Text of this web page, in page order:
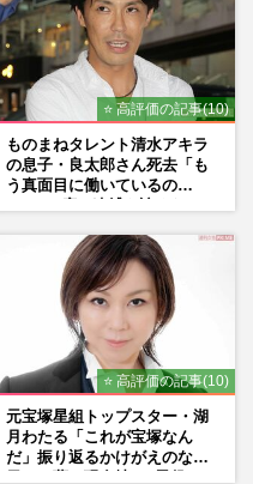
⭐ 高評価の記事(10)
ものまねタレント清水アキラ
の息子・良太郎さん死去「も
う真面目に働いているの
⭐ 高評価の記事(10)
元宝塚星組トップスター・湖
月わたる「これが宝塚なん
だ」振り返るかけがえのない